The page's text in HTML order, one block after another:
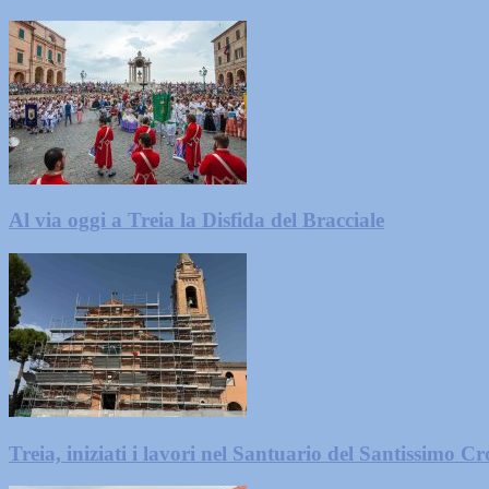
Al via oggi a Treia la Disfida del Bracciale
Treia, iniziati i lavori nel Santuario del Santissimo